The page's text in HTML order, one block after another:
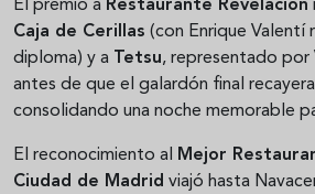
El premio a Restaurante Revelación
Caja de Cerillas (con Enrique Valentí
diploma) y a Tetsu, representado
antes de que el galardón final
consolidando una noche memorable
El reconocimiento al
Mejor
Ciudad de Madrid viajó hasta